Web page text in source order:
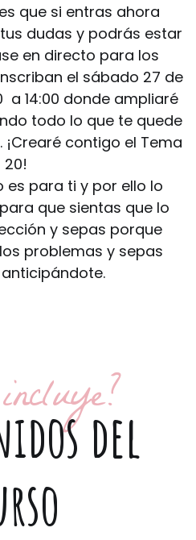
que si entras ahora
dudas y podrás estar
en directo para los
el sábado 27 de
a 14:00 donde ampliaré
todo lo que te quede
contigo el Tema
20!
es para ti y por ello lo
que sientas que lo
y sepas porque
problemas y sepas
del